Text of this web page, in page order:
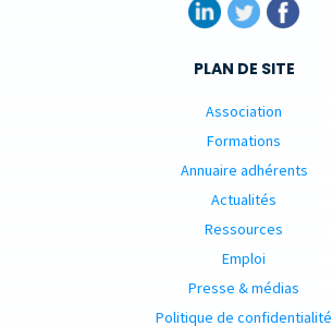
PLAN DE SITE
Association
Formations
Annuaire adhérents
Actualités
Ressources
Emploi
Presse & médias
Politique de confidentialité